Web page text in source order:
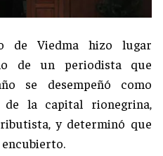
de Viedma hizo lugar
de un periodista que
se desempeñó como
la capital rionegrina,
y determinó que